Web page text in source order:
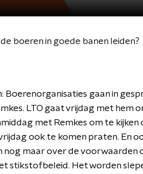
boeren in goede banen leiden?
Boerenorganisaties gaan in
LTO gaat vrijdag met hem
met Remkes om te kijken
ook te komen praten. En
nog maar over de voorwaarden
stikstofbeleid. Het worden